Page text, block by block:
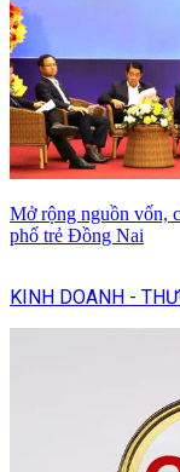
Mở rộng nguồn vốn,
phố trẻ Đồng Nai
KINH DOANH -